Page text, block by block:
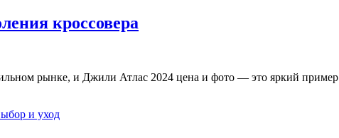
кроссовера
рынке, и Джили Атлас 2024 цена и фото — это яркий пример